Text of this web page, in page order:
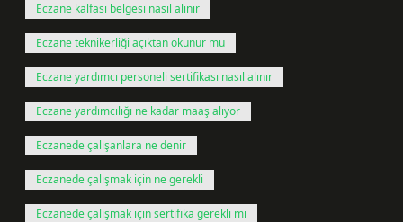
Eczane kalfası belgesi nasıl alınır
Eczane teknikerliği açıktan okunur mu
Eczane yardımcı personeli sertifikası nasıl alınır
Eczane yardımcılığı ne kadar maaş alıyor
Eczanede çalışanlara ne denir
Eczanede çalışmak için ne gerekli
Eczanede çalışmak için sertifika gerekli mi